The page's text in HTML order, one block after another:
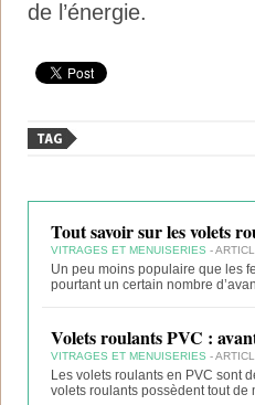
de l’énergie.
Tout savoir sur les volets
VITRAGES ET MENUISERIES -
Un peu moins populaire que les
pourtant un certain nombre
Volets roulants PVC :
VITRAGES ET MENUISERIES -
Les volets roulants en PVC sont
volets roulants possèdent tout de